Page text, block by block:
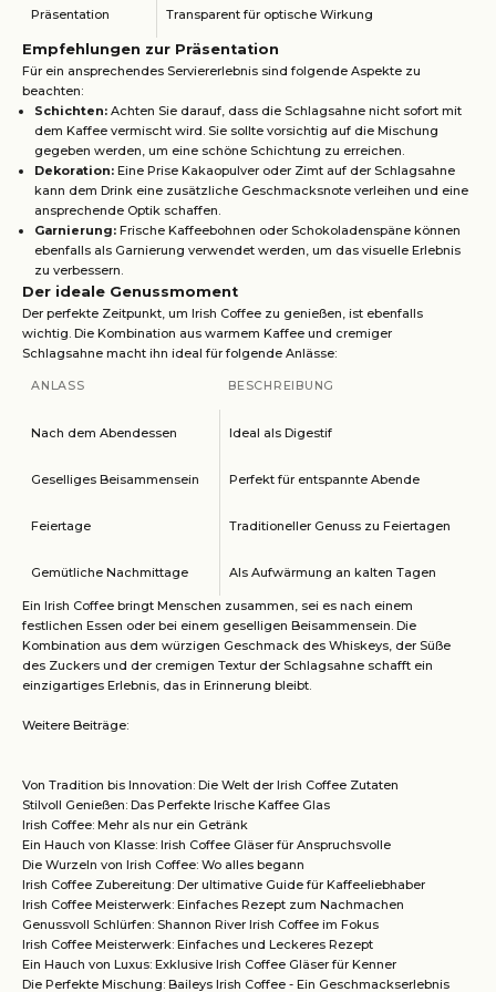
Präsentation Transparent für optische Wirkung
Empfehlungen zur Präsentation
Für ein ansprechendes Serviererlebnis sind folgende Aspekte zu
beachten:
Schichten: Achten Sie darauf, dass die Schlagsahne nicht sofort mit
dem Kaffee vermischt wird. Sie sollte vorsichtig auf die Mischung
gegeben werden, um eine schöne Schichtung zu erreichen.
Dekoration: Eine Prise Kakaopulver oder Zimt auf der Schlagsahne
kann dem Drink eine zusätzliche Geschmacksnote verleihen und eine
ansprechende Optik schaffen.
Garnierung: Frische Kaffeebohnen oder Schokoladenspäne können
ebenfalls als Garnierung verwendet werden, um das visuelle Erlebnis
zu verbessern.
Der ideale Genussmoment
Der perfekte Zeitpunkt, um Irish Coffee zu genießen, ist ebenfalls
wichtig. Die Kombination aus warmem Kaffee und cremiger
Schlagsahne macht ihn ideal für folgende Anlässe:
ANLASS BESCHREIBUNG
Nach dem Abendessen Ideal als Digestif
Geselliges Beisammensein Perfekt für entspannte Abende
Feiertage Traditioneller Genuss zu Feiertagen
Gemütliche Nachmittage Als Aufwärmung an kalten Tagen
Ein Irish Coffee bringt Menschen zusammen, sei es nach einem
festlichen Essen oder bei einem geselligen Beisammensein. Die
Kombination aus dem würzigen Geschmack des Whiskeys, der Süße
des Zuckers und der cremigen Textur der Schlagsahne schafft ein
einzigartiges Erlebnis, das in Erinnerung bleibt.
Weitere Beiträge:
Von Tradition bis Innovation: Die Welt der Irish Coffee Zutaten
Stilvoll Genießen: Das Perfekte Irische Kaffee Glas
Irish Coffee: Mehr als nur ein Getränk
Ein Hauch von Klasse: Irish Coffee Gläser für Anspruchsvolle
Die Wurzeln von Irish Coffee: Wo alles begann
Irish Coffee Zubereitung: Der ultimative Guide für Kaffeeliebhaber
Irish Coffee Meisterwerk: Einfaches Rezept zum Nachmachen
Genussvoll Schlürfen: Shannon River Irish Coffee im Fokus
Irish Coffee Meisterwerk: Einfaches und Leckeres Rezept
Ein Hauch von Luxus: Exklusive Irish Coffee Gläser für Kenner
Die Perfekte Mischung: Baileys Irish Coffee - Ein Geschmackserlebnis